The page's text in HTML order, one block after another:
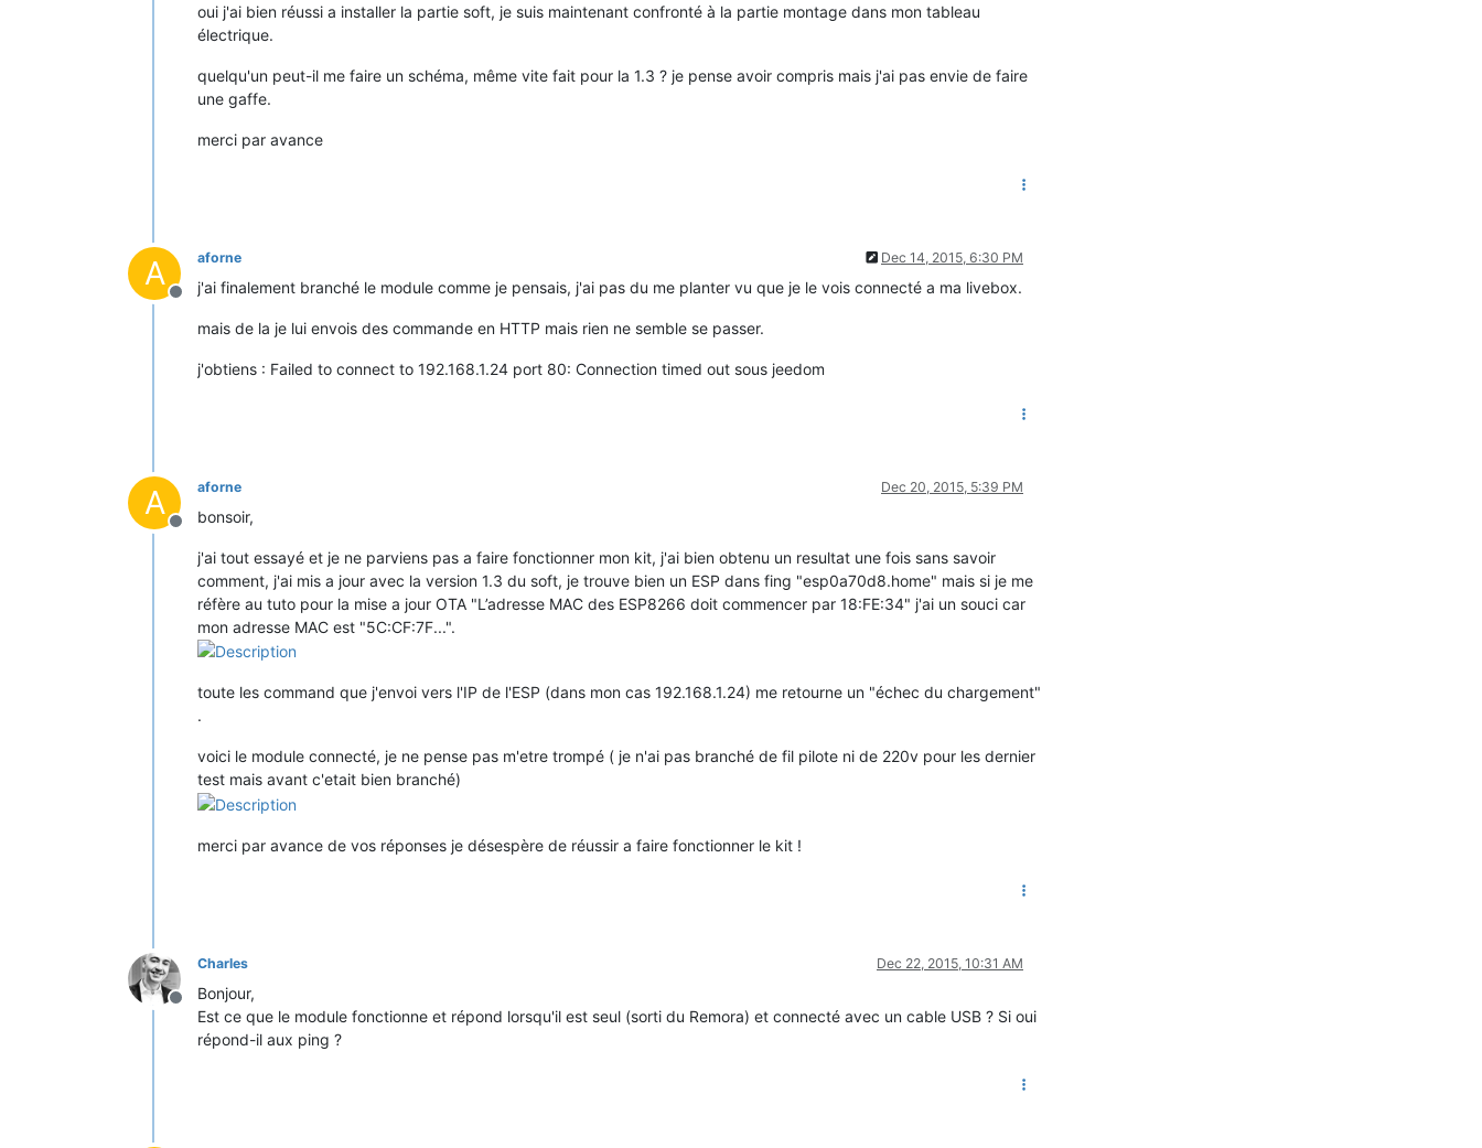
oui j'ai bien réussi a installer la partie soft, je suis maintenant confronté à la partie montage dans mon tableau
électrique.
quelqu'un peut-il me faire un schéma, même vite fait pour la 1.3 ? je pense avoir compris mais j'ai pas envie de faire
une gaffe.
merci par avance
A
Offline
aforne Dec 14, 2015, 6:30 PM
j'ai finalement branché le module comme je pensais, j'ai pas du me planter vu que je le vois connecté a ma livebox.
mais de la je lui envois des commande en HTTP mais rien ne semble se passer.
j'obtiens : Failed to connect to 192.168.1.24 port 80: Connection timed out sous jeedom
A
Offline
aforne Dec 20, 2015, 5:39 PM
bonsoir,
j'ai tout essayé et je ne parviens pas a faire fonctionner mon kit, j'ai bien obtenu un resultat une fois sans savoir
comment, j'ai mis a jour avec la version 1.3 du soft, je trouve bien un ESP dans fing "esp0a70d8.home" mais si je me
réfère au tuto pour la mise a jour OTA "L’adresse MAC des ESP8266 doit commencer par 18:FE:34" j'ai un souci car
mon adresse MAC est "5C:CF:7F...".
toute les command que j'envoi vers l'IP de l'ESP (dans mon cas 192.168.1.24) me retourne un "échec du chargement"
.
voici le module connecté, je ne pense pas m'etre trompé ( je n'ai pas branché de fil pilote ni de 220v pour les dernier
test mais avant c'etait bien branché)
merci par avance de vos réponses je désespère de réussir a faire fonctionner le kit !
Offline
Charles Dec 22, 2015, 10:31 AM
Bonjour,
Est ce que le module fonctionne et répond lorsqu'il est seul (sorti du Remora) et connecté avec un cable USB ? Si oui
répond-il aux ping ?